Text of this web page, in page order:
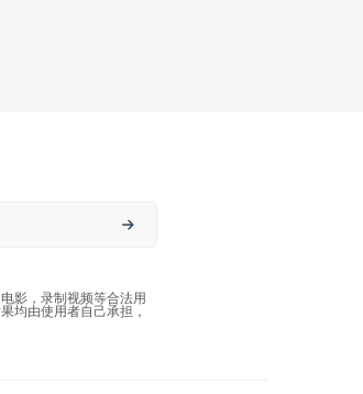
影，录制视频等合法用
均由使用者自己承担，